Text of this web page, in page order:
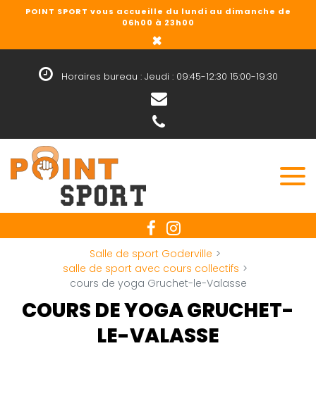
POINT SPORT vous accueille du lundi au dimanche de
06h00 à 23h00
×
Horaires bureau : Jeudi : 09:45-12:30 15:00-19:30
Salle de sport Goderville
salle de sport avec cours collectifs
cours de yoga Gruchet-le-Valasse
COURS DE YOGA GRUCHET-
LE-VALASSE